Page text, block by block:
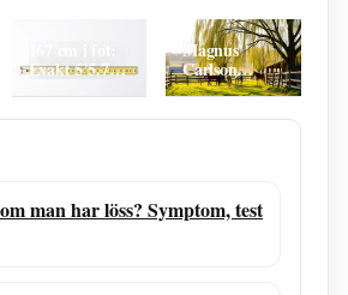
risker
Exakt 5’5.75″
& Jämförelser
Magnus
Carlson
Weeping
– livet på
man har löss? Symptom, test